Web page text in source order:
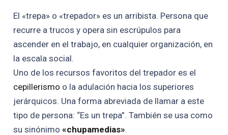
El «trepa» o «trepador» es un arribista. Persona que
recurre a trucos y opera sin escrúpulos para
ascender en el trabajo, en cualquier organización, en
la escala social.
Uno de los recursos favoritos del trepador es el
cepillerismo o la adulación hacia los superiores
jerárquicos. Una forma abreviada de llamar a este
tipo de persona: “Es un trepa”. También se usa como
su sinónimo «chupamedias».